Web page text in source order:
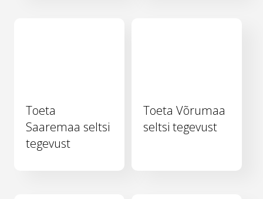
Toeta
Saaremaa seltsi
tegevust
Toeta Võrumaa
seltsi tegevust